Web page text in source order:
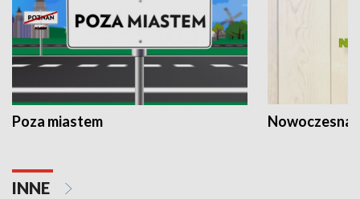
Poza miastem Nowoczesna
INNE